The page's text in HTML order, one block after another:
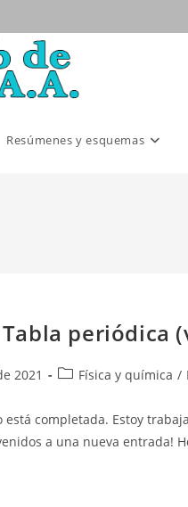
Resúmenes y esquemas
periódica
2021
Categoría
entrada:
Física y química /
está completada. Estoy
a una nueva entrada!